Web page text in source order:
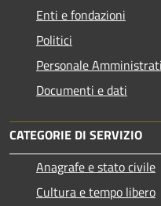
Enti e fondazioni
Politici
Personale
Documenti e dati
CATEGORIE DI SERVIZIO
Anagrafe e stato civile
Cultura e tempo libero